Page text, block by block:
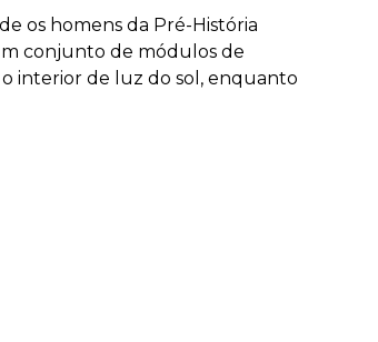
os homens da Pré-História
conjunto de módulos de
interior de luz do sol, enquanto